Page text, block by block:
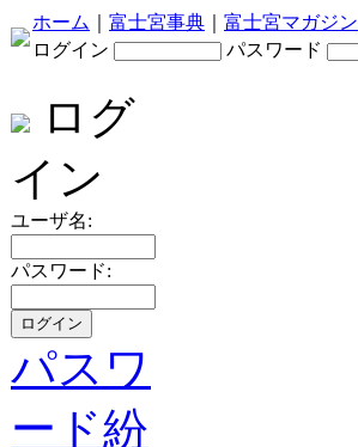
ホーム 富士宮事典 富士宮マガジン
ログイン
パスワード
ログ
イン
ユーザ名:
パスワード:
パスワ
ード紛